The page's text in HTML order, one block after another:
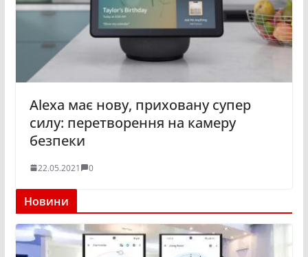
Alexa має нову, приховану супер
силу: перетворення на камеру
безпеки
22.05.2021 0
Новини